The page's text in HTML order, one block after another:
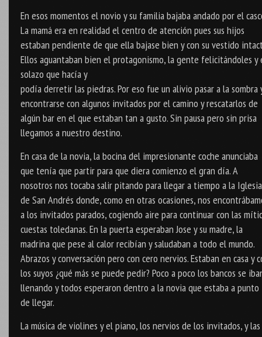
En esos momentos el novio y su familia bajaba andado por el
La mamá era en realidad el centro de atención pues sus hijos
estaban pendiente de que ella bajase bien y con su vestido
Ellos aguantaban bien el protagonismo, la gente felicitándoles y
solazo que hacía y
podía derretir las piedras. Por eso fue un alivio pasar a la sombra
encontrarse con algunos invitados por el camino y rescatarlos de
algún bar en el que estaban tan a gusto. Sin pausa pero sin prisa
llegamos a nuestro destino.
En casa de la novia, la bocina del impresionante coche anunciaba
que tenía que partir para que diera comienzo el gran día. A
nosotros nos tocaba salir pitando para llegar a tiempo a la Iglesia
de San Andrés donde, como en otras ocasiones, nos
a los invitados parados, cogiendo aire para continuar con las
cuestas toledanas. En la puerta esperaban Jose y su madre, la
madrina que pese al calor recibían y saludaban a todo el mundo.
Abrazos y conversación pero con cero nervios. Estaban en casa y
los suyos ¿qué más se puede pedir? Poco a poco los bancos se
llenando y todos esperaron dentro a la novia que estaba a punto
de llegar.
La música de violines y el piano, los nervios de los invitados, y las